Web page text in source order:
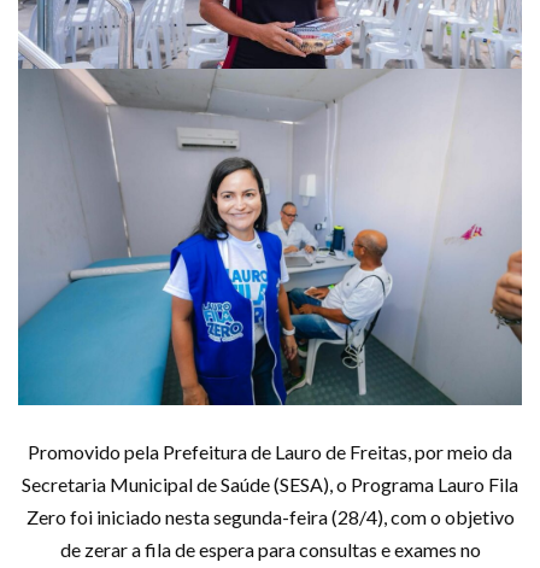
Promovido pela Prefeitura de Lauro de Freitas, por meio da
Secretaria Municipal de Saúde (SESA), o Programa Lauro Fila
Zero foi iniciado nesta segunda-feira (28/4), com o objetivo
de zerar a fila de espera para consultas e exames no